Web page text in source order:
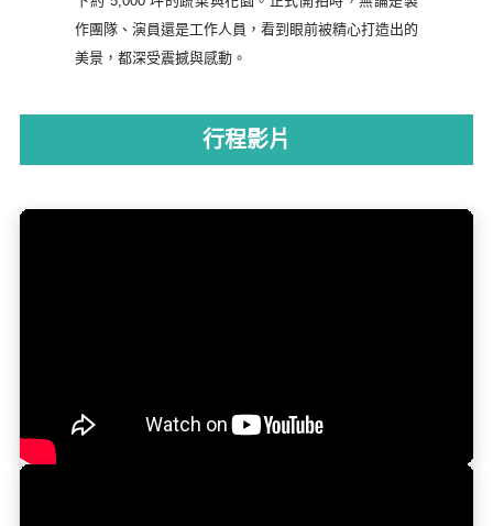
泉水之所以呈現藍色，是因為水的純度至高，水體透
這裡正是《魔戒》中可愛矮人"哈比族"的家園。劇組為
行程影片